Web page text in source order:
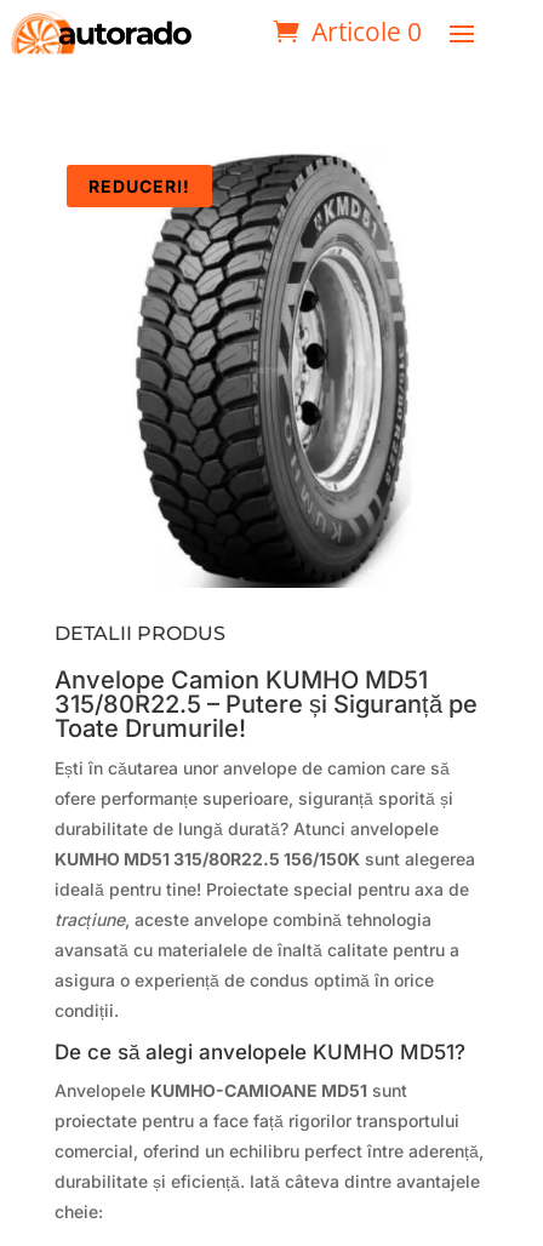
Articole 0
REDUCERI!
DETALII PRODUS
Anvelope Camion KUMHO MD51
315/80R22.5 – Putere și Siguranță pe
Toate Drumurile!
Ești în căutarea unor anvelope de camion care să
ofere performanțe superioare, siguranță sporită și
durabilitate de lungă durată? Atunci anvelopele
KUMHO MD51 315/80R22.5 156/150K sunt alegerea
ideală pentru tine! Proiectate special pentru axa de
tracțiune, aceste anvelope combină tehnologia
avansată cu materialele de înaltă calitate pentru a
asigura o experiență de condus optimă în orice
condiții.
De ce să alegi anvelopele KUMHO MD51?
Anvelopele KUMHO-CAMIOANE MD51 sunt
proiectate pentru a face față rigorilor transportului
comercial, oferind un echilibru perfect între aderență,
durabilitate și eficiență. Iată câteva dintre avantajele
cheie: